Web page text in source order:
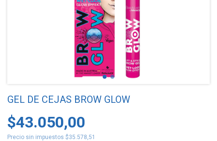
GEL DE CEJAS BROW GLOW
$43.050,00
Precio sin impuestos $35.578,51